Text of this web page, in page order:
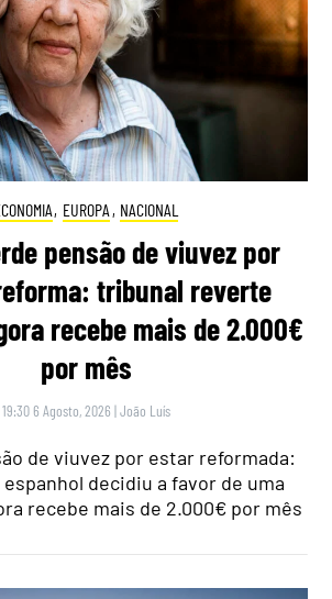
, EUROPA , NACIONAL
pensão de viuvez por
tribunal reverte
recebe mais de 2.000€
por mês
19:30 6 Agosto, 2026 |João Luís
de viuvez por estar reformada:
decidiu a favor de uma
recebe mais de 2.000€ por mês